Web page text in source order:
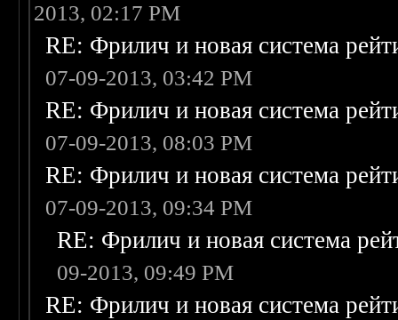
2013, 02:17 PM
RE: Фрилич и новая система
07-09-2013, 03:42 PM
RE: Фрилич и новая система
07-09-2013, 08:03 PM
RE: Фрилич и новая система
07-09-2013, 09:34 PM
RE: Фрилич и новая система
09-2013, 09:49 PM
RE: Фрилич и новая система